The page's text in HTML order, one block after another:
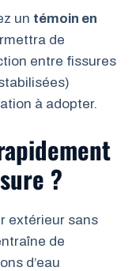
un témoin en
de
entre fissures
à adopter.
?
extérieur sans
de
d’eau